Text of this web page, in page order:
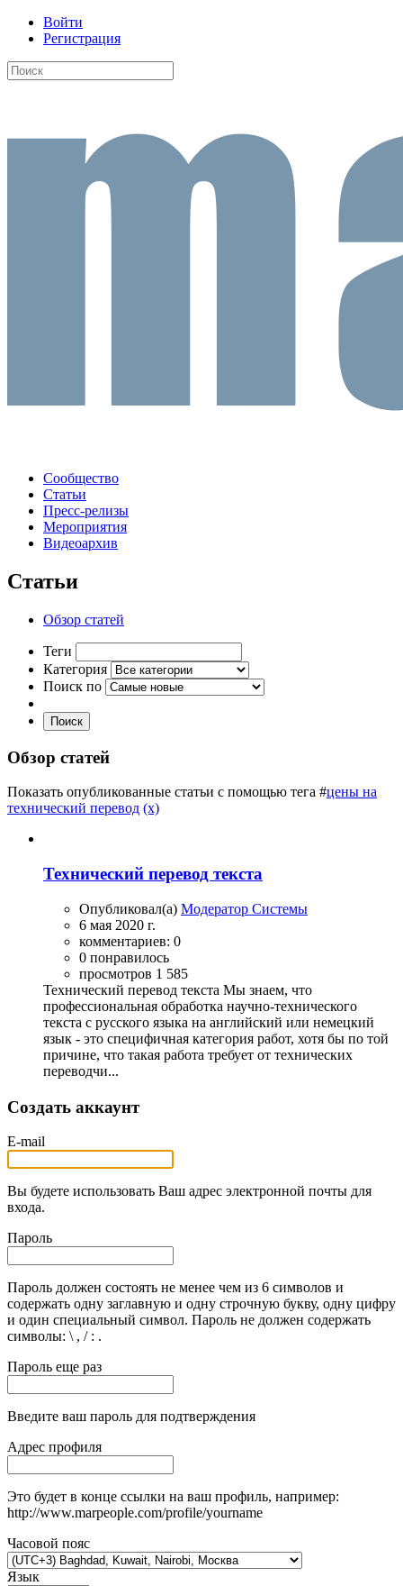
Войти
Регистрация
Сообщество
Статьи
Пресс-релизы
Мероприятия
Видеоархив
Статьи
Обзор статей
Теги
Категория
Поиск по
Поиск
Обзор статей
Показать опубликованные статьи с помощью тега #цены на
технический перевод (x)
Технический перевод текста
Опубликовал(а) Модератор Системы
6 мая 2020 г.
комментариев: 0
0 понравилось
просмотров 1 585
Технический перевод текста Мы знаем, что
профессиональная обработка научно-технического
текста с русского языка на английский или немецкий
язык - это специфичная категория работ, хотя бы по той
причине, что такая работа требует от технических
переводчи...
Создать аккаунт
E-mail
Вы будете использовать Ваш адрес электронной почты для
входа.
Пароль
Пароль должен состоять не менее чем из 6 символов и
содержать одну заглавную и одну строчную букву, одну цифру
и один специальный символ. Пароль не должен содержать
символы: \ , / : .
Пароль еще раз
Введите ваш пароль для подтверждения
Адрес профиля
Это будет в конце ссылки на ваш профиль, например:
http://www.marpeople.com/profile/yourname
Часовой пояс
Язык